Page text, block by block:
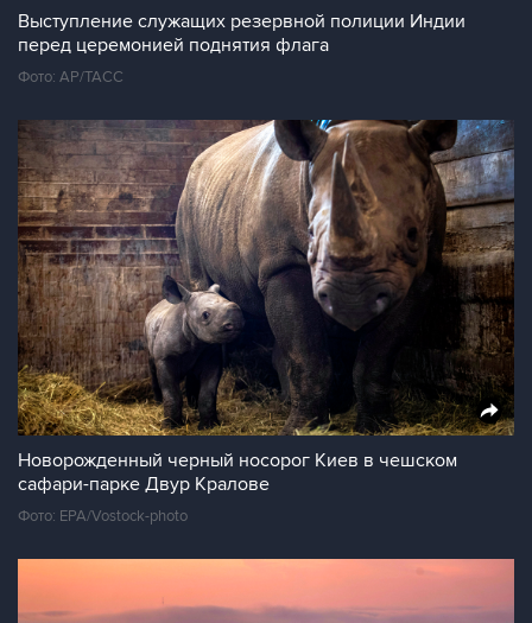
Выступление служащих резервной полиции Индии
перед церемонией поднятия флага
Фото: AP/ТАСС
Новорожденный черный носорог Киев в чешском
сафари-парке Двур Кралове
Фото: EPA/Vostock-photo